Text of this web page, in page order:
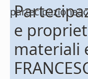
e
materiali